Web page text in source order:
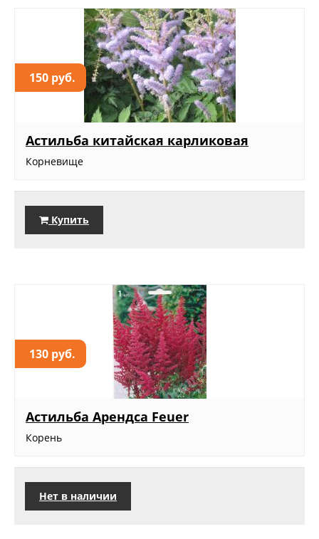
150 руб.
Астильба китайская карликовая
Корневище
Купить
130 руб.
Астильба Арендса Feuer
Корень
Нет в наличии